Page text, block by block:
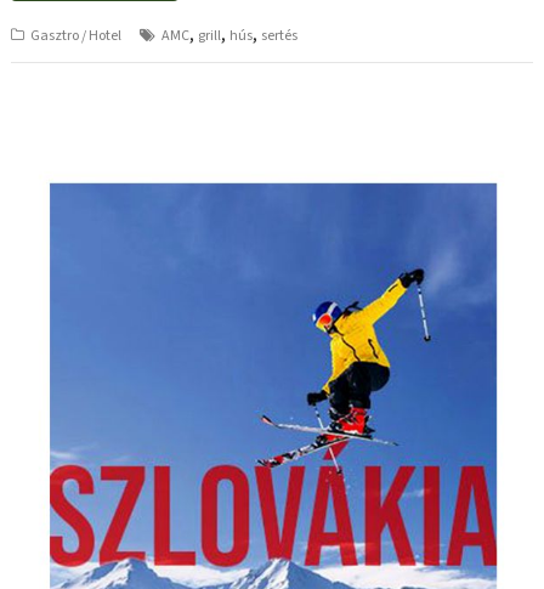
Gasztro / Hotel AMC, grill, hús, sertés